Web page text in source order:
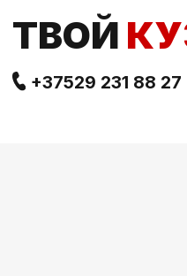
TВОЙ КУЗОВ